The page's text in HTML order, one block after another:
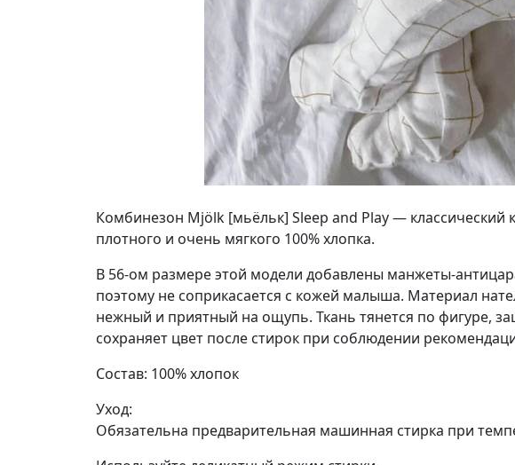
Комбинезон Mjölk [мьёльк] Sleep and Play —
плотного и очень мягкого 100% хлопка.
В 56-ом размере этой модели добавлены манжеты-
поэтому не соприкасается с кожей малыша. Материал
нежный и приятный на ощупь. Ткань тянется по фигуре,
сохраняет цвет после стирок при соблюдении
Состав: 100% хлопок
Уход:
Обязательна предварительная машинная стирка при